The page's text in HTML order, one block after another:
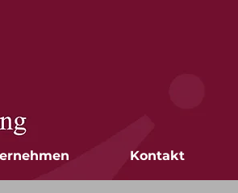
Kontakt